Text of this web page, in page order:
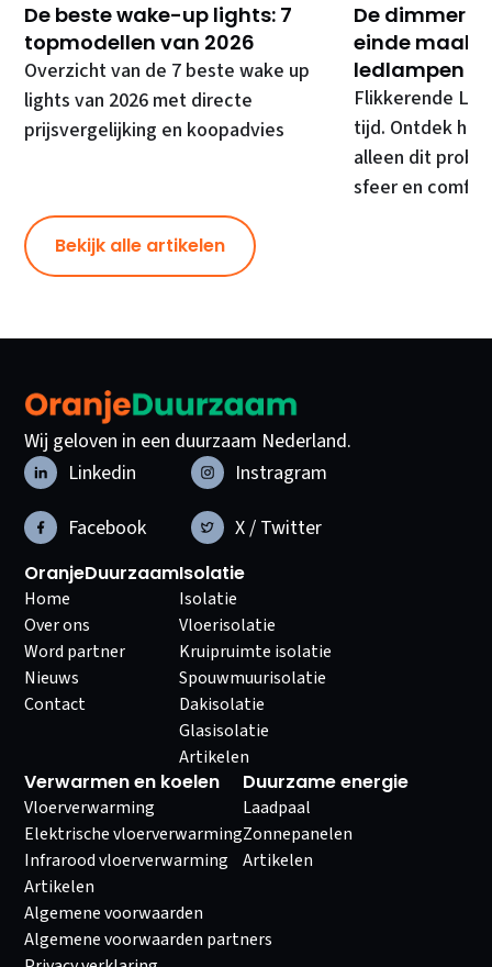
De beste wake-up lights: 7
topmodellen van 2026
Overzicht van de 7 beste wake up
lights van 2026 met directe
prijsvergelijking en koopadvies
De dimmer
einde maakt
ledlampen
Flikkerende
tijd. Ontdek
alleen dit
sfeer en
Bekijk alle artikelen
Wij geloven in een duurzaam Nederland.
Linkedin
Instragram
Facebook
X / Twitter
OranjeDuurzaam
Home
Over ons
Word partner
Nieuws
Contact
Isolatie
Isolatie
Vloerisolatie
Kruipruimte isolatie
Spouwmuurisolatie
Dakisolatie
Glasisolatie
Artikelen
Verwarmen en koelen
Vloerverwarming
Elektrische vloerverwarming
Infrarood vloerverwarming
Artikelen
Duurzame energie
Laadpaal
Zonnepanelen
Artikelen
Algemene voorwaarden
Algemene voorwaarden partners